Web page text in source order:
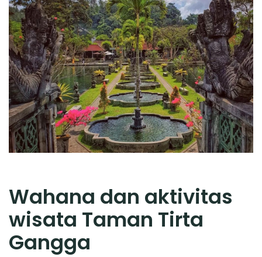
Wahana dan aktivitas
wisata Taman Tirta
Gangga